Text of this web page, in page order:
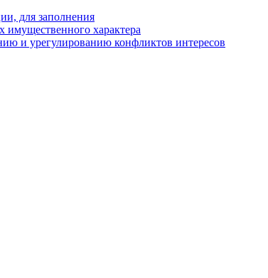
для заполнения
имущественного характера
и урегулированию конфликтов интересов